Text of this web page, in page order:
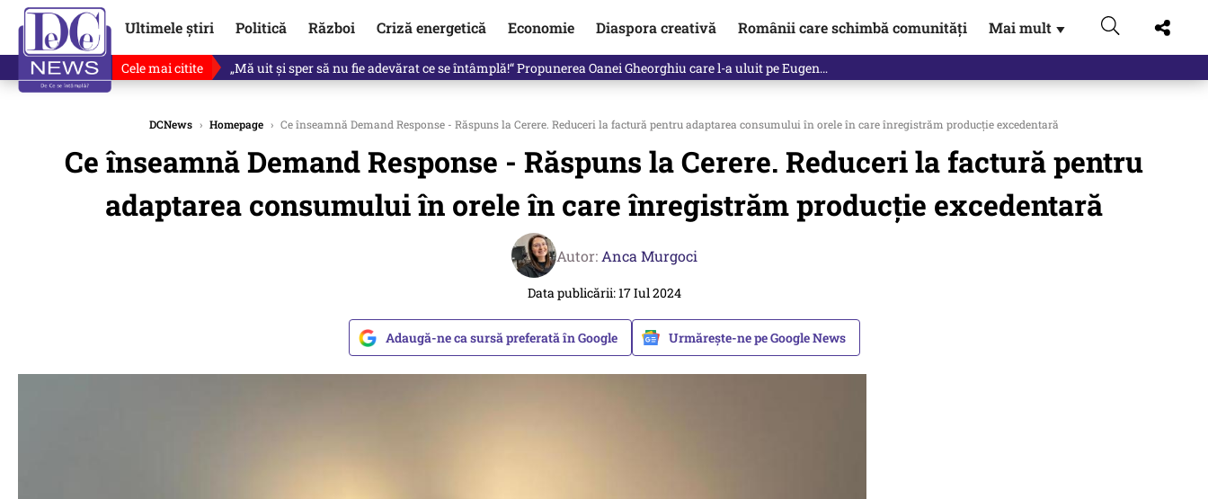
Ultimele știri Politică Război Criză energetică Economie Diaspora creativă Românii care schimbă comunități Mai mult ▼
Cele mai citite Ce se întâmplă cu primul buletin electronic, decizia luată astăzi de Guvern pentru toți românii
DCNews › Homepage › Ce înseamnă Demand Response - Răspuns la Cerere. Reduceri la factură pentru adaptarea consumului în orele în care înregistrăm producție excedentară
Ce înseamnă Demand Response - Răspuns la Cerere. Reduceri la factură pentru
adaptarea consumului în orele în care înregistrăm producție excedentară
Autor: Anca Murgoci
Data publicării: 17 Iul 2024
Adaugă-ne ca sursă preferată în Google Urmărește-ne pe Google News